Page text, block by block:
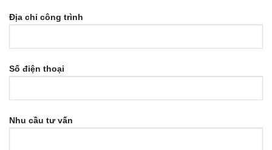
Địa chỉ công trình
Số điện thoại
Nhu cầu tư vấn